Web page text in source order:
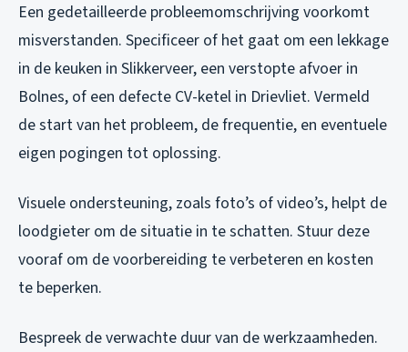
Een gedetailleerde probleemomschrijving voorkomt
misverstanden. Specificeer of het gaat om een lekkage
in de keuken in Slikkerveer, een verstopte afvoer in
Bolnes, of een defecte CV-ketel in Drievliet. Vermeld
de start van het probleem, de frequentie, en eventuele
eigen pogingen tot oplossing.
Visuele ondersteuning, zoals foto’s of video’s, helpt de
loodgieter om de situatie in te schatten. Stuur deze
vooraf om de voorbereiding te verbeteren en kosten
te beperken.
Bespreek de verwachte duur van de werkzaamheden.